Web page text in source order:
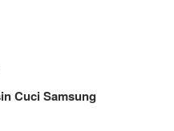
Cuci Samsung